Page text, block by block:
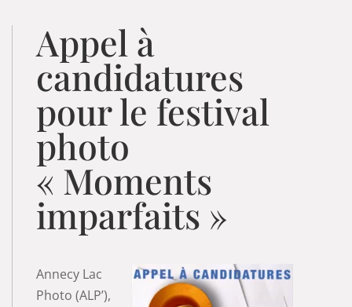
Appel à
candidatures
pour le festival
photo
« Moments
imparfaits »
Annecy Lac
Photo (ALP’),